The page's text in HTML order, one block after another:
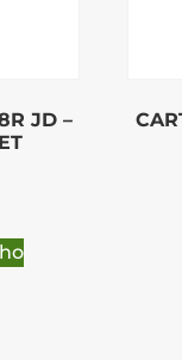
JD –